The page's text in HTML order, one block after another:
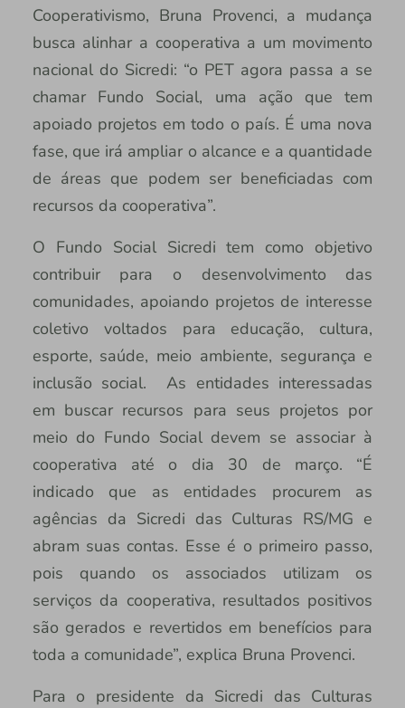
Cooperativismo, Bruna Provenci, a mudança
busca alinhar a cooperativa a um movimento
nacional do Sicredi: “o PET agora passa a se
chamar Fundo Social, uma ação que tem
apoiado projetos em todo o país. É uma nova
fase, que irá ampliar o alcance e a quantidade
de áreas que podem ser beneficiadas com
recursos da cooperativa”.
O Fundo Social Sicredi tem como objetivo
contribuir para o desenvolvimento das
comunidades, apoiando projetos de interesse
coletivo voltados para educação, cultura,
esporte, saúde, meio ambiente, segurança e
inclusão social. As entidades interessadas
em buscar recursos para seus projetos por
meio do Fundo Social devem se associar à
cooperativa até o dia 30 de março. “É
indicado que as entidades procurem as
agências da Sicredi das Culturas RS/MG e
abram suas contas. Esse é o primeiro passo,
pois quando os associados utilizam os
serviços da cooperativa, resultados positivos
são gerados e revertidos em benefícios para
toda a comunidade”, explica Bruna Provenci.
Para o presidente da Sicredi das Culturas